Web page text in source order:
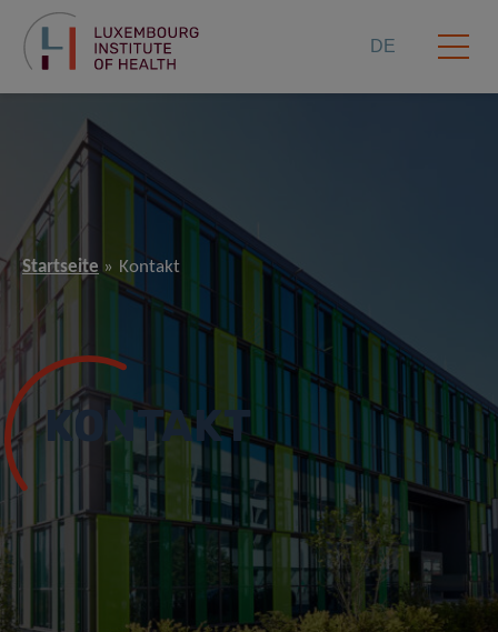
DE
Startseite Kontakt
KONTAKT